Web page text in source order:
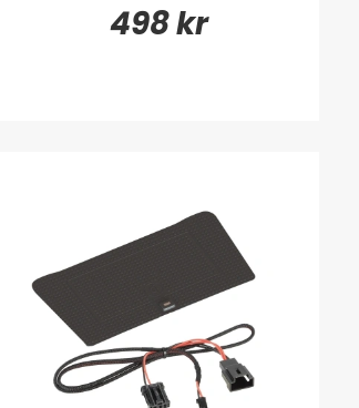
498 kr